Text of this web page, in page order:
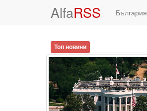
AlfaRSS България
Топ новини